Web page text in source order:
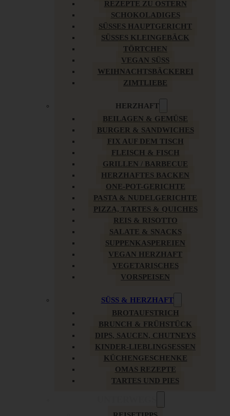
REZEPTE ZU OSTERN
SCHOKOLADIGES
SÜSSES HAUPTGERICHT
SÜSSES KLEINGEBÄCK
TÖRTCHEN
VEGAN SÜSS
WEIHNACHTSBÄCKEREI
ZIMTLIEBE
HERZHAFT
BEILAGEN & GEMÜSE
BURGER & SANDWICHES
FIX AUF DEM TISCH
FLEISCH & FISCH
GRILLEN / BARBECUE
HERZHAFTES BACKEN
ONE-POT-GERICHTE
PASTA & NUDELGERICHTE
PIZZA, TARTES & QUICHES
REIS & RISOTTO
SALATE & SNACKS
SUPPENKASPEREIEN
VEGAN HERZHAFT
VEGETARISCHES
VORSPEISEN
SÜSS & HERZHAFT
BROTAUFSTRICH
BRUNCH & FRÜHSTÜCK
DIPS, SAUCEN, CHUTNEYS
KINDER-LIEBLINGSESSEN
KÜCHENGESCHENKE
OMAS REZEPTE
TARTES UND PIES